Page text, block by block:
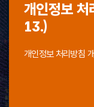
개인정보
13.)
개인정보 처리방침